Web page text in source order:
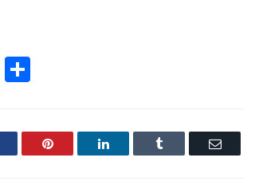
Telegram
Pinterest LinkedIn Tumblr Email